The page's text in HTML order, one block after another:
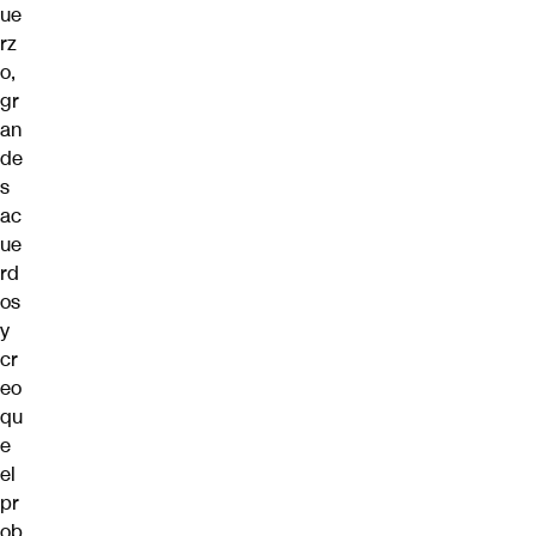
ue
rz
o,
gr
an
de
s
ac
ue
rd
os
y
cr
eo
qu
e
el
pr